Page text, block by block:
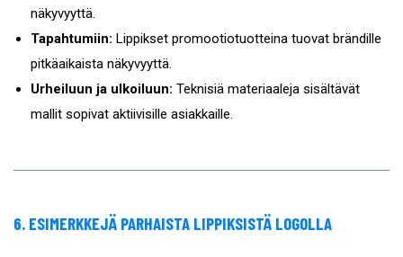
näkyvyyttä.
Tapahtumiin: Lippikset promootiotuotteina tuovat brändille
pitkäaikaista näkyvyyttä.
Urheiluun ja ulkoiluun: Teknisiä materiaaleja sisältävät
mallit sopivat aktiivisille asiakkaille.
6. ESIMERKKEJÄ PARHAISTA LIPPIKSISTÄ LOGOLLA